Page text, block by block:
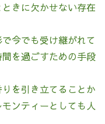
きに欠かせない存在
今でも受け継がれて
を過ごすための手段
を引き立てることか
ンティーとしても人